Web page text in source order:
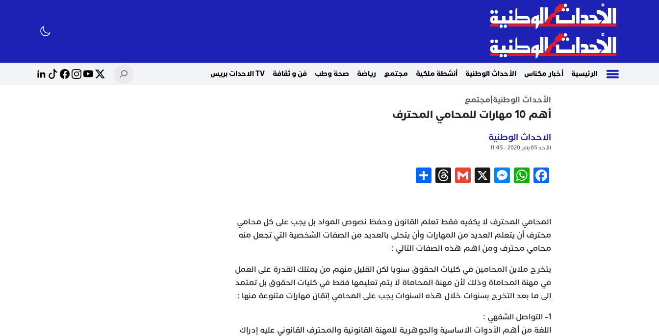
الرئيسية أخبار مكناس الأحداث الوطنية أنشطة ملكية مجتمع رياضة صحة وطب فن و ثقافة TV الاحدات بريس
الأحداث الوطنية مجتمع
أهم 10 مهارات للمحامي المحترف
الاحداث الوطنية
الأحد 05 يناير 2020 - 11:45
Facebook
WhatsApp
Messenger
X
Gmail
Threads
المحامي المحترف لا يكفيه فقط تعلم القانون وحفظ نصوص المواد بل يجب على كل محامي
محترف أن يتعلم العديد من المهارات وأن يتحلى بالعديد من الصفات الشخصية التي تجعل منه
محامي محترف ومن اهم هذه الصفات التالي :
يتخرج ملاين المحامين في كليات الحقوق سنويا لكن القليل منهم من يمتلك القدرة على العمل
في مهنة المحاماة وذلك لأن مهنة المحاماة لا يتم تعليمها فقط في كليات الحقوق بل تمتمد
إلى ما بعد التخرج بسنوات خلال هذه السنوات يجب على المحامي إتقان مهارات متنوعة منها :
1- التواصل الشفهي :
اللغة من أهم الأدوات الاساسية والجوهرية للمهنة القانونية والمحترف القانوني عليه إدراك